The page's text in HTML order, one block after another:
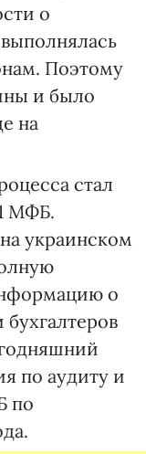
о
Поэтому
и было
на
стал
МФБ.
украинском
о
по аудиту и
по